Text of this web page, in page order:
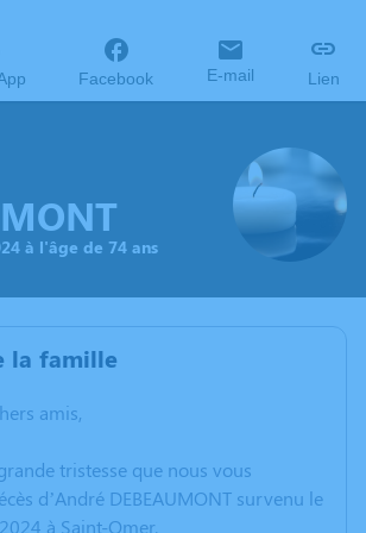
Facebook E-mail Lien
à l'âge de 74 ans
la famille
amis,
tristesse que nous vous
d’André DEBEAUMONT survenu le
à Saint-Omer.